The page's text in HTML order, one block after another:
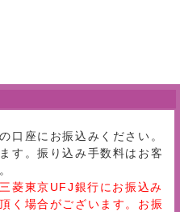
口座にお振込みください。
す。振り込み手数料はお客
菱東京UFJ銀行にお振込み
く場合がございます。お振